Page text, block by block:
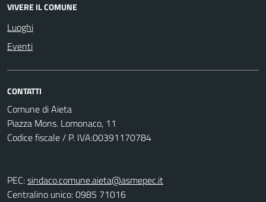
VIVERE IL COMUNE
Luoghi
Eventi
CONTATTI
Comune di Aieta
Piazza Mons. Lomonaco, 11
Codice fiscale / P. IVA:00391170784
PEC:sindaco.comune.aieta@asmepec.it
Centralino unico: 0985 71016